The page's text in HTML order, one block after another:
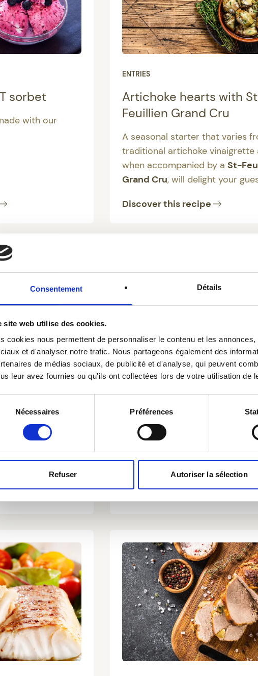
Consentement Détails
site web utilise des cookies.
cookies nous permettent de personnaliser le contenu et les
et d'analyser notre trafic. Nous partageons également des
de médias sociaux, de publicité et d'analyse, qui peuvent
leur avez fournies ou qu'ils ont collectées lors de votre utilisation de
Nécessaires Préférences
Refuser Autoriser la sélection
sorbet
with our
ENTRIES
Artichoke hearts with
Feuillien Grand Cru
A seasonal starter that varies
traditional artichoke vinaigrette
when accompanied by aSt-
Grand Cru, will delight your
Discover this recipe
Fillet with
St-Feuillien
meat
Mushrooms in a St-
Blonde sauce
A delicious seasonal starter